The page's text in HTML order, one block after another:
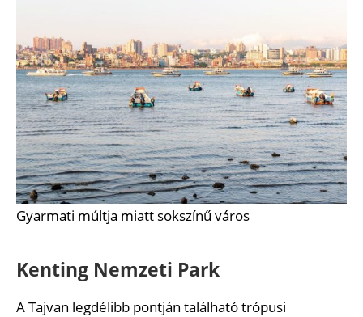
Gyarmati múltja miatt sokszínű város
Kenting Nemzeti Park
A Tajvan legdélibb pontján található trópusi